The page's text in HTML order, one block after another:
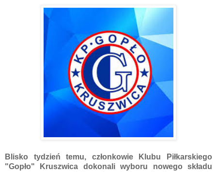
Blisko tydzień temu, członkowie Klubu Piłkarskiego
"Gopło" Kruszwica dokonali wyboru nowego składu